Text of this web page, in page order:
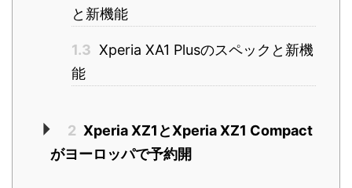
と新機能
1.3 Xperia XA1 Plusのスペックと新機
能
2 Xperia XZ1とXperia XZ1 Compact
がヨーロッパで予約開